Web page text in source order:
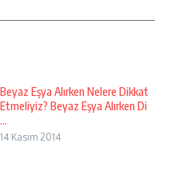
Beyaz Eşya Alırken Nelere Dikkat
Etmeliyiz? Beyaz Eşya Alırken Di
...
14 Kasım 2014